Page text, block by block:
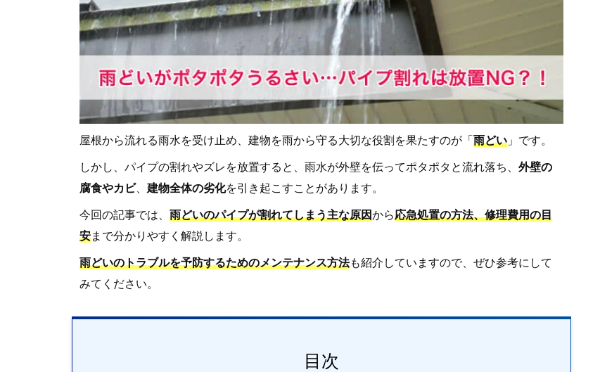
屋根から流れる雨水を受け止め、建物を雨から守る大切な役割を果たすのが「雨どい 」です。
しかし、パイプの割れやズレを放置すると、雨水が外壁を伝ってポタポタと流れ落ち、外壁の
腐食やカビ、建物全体の劣化を引き起こすことがあります。
今回の記事では、雨どいのパイプが割れてしまう主な原因から応急処置の方法、修理費用の目
安まで分かりやすく解説します。
雨どいのトラブルを予防するためのメンテナンス方法も紹介していますので、ぜひ参考にして
みてください。
目次